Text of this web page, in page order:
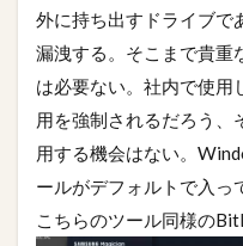
外に持ち出すドライブで
漏洩する。そこまで貴重
は必要ない。社内で使用
用を強制されるだろう、
用する機会はない。
ールがデフォルトで入っ
こちらのツール同様の